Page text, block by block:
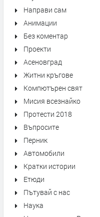
Направи сам
Анимации
Без коментар
Проекти
Асеновград
Житни кръгове
Компютърен свят
Мисия всезнайко
Протести 2018
Въпросите
Перник
Автомобили
Кратки истории
Етюди
Пътувай с нас
Наука